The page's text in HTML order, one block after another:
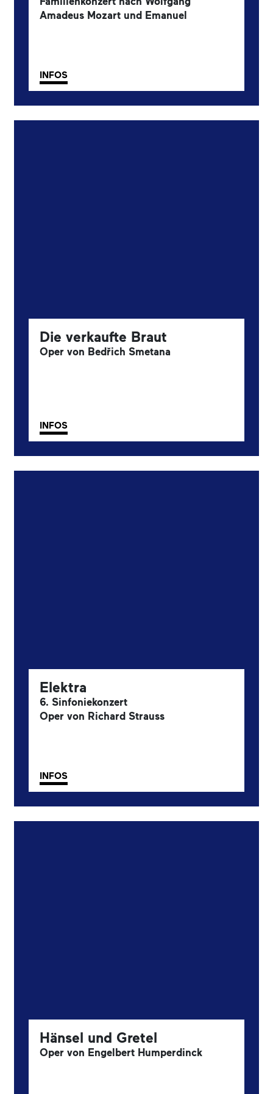
Amadeus Mozart und Emanuel
INFOS
Die verkaufte Braut
Oper von Bedřich Smetana
INFOS
Elektra
6. Sinfoniekonzert
Oper von Richard Strauss
INFOS
Hänsel und Gretel
Oper von Engelbert Humperdinck